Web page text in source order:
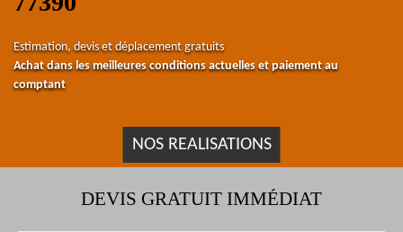
Estimation, devis et déplacement gratuits
Achat dans les meilleures conditions actuelles et paiement au
comptant
NOS REALISATIONS
DEVIS GRATUIT IMMÉDIAT